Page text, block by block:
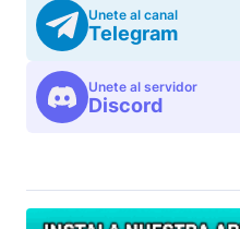
Unete al canal
Telegram
Unete al servidor
Discord